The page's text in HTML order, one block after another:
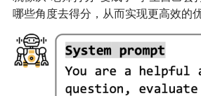
哪些角度去得分，从而实现更高效的优